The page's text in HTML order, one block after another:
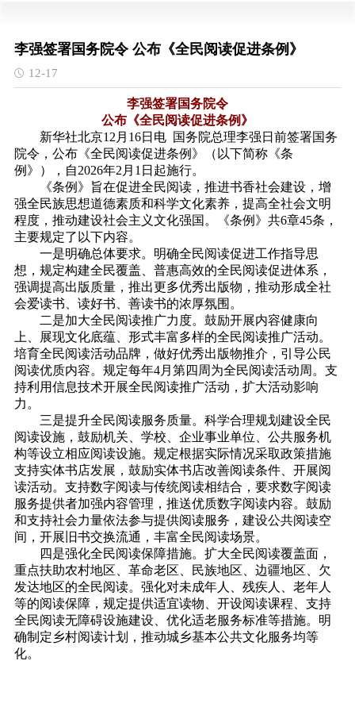
李强签署国务院令 公布《全民阅读促进条例》
12-17
李强签署国务院令
公布《全民阅读促进条例》
新华社北京12月16日电 国务院总理李强日前签署国务
院令，公布《全民阅读促进条例》
（以下简称《条
例》），自2026年2月1日起施行。
《条例》旨在促进全民阅读，推进书香社会建设，增
强全民族思想道德素质和科学文化素养，提高全社会文明
程度，推动建设社会主义文化强国。《条例》共6章45条，
主要规定了以下内容。
一是明确总体要求。明确全民阅读促进工作指导思
想，规定构建全民覆盖、普惠高效的全民阅读促进体系，
强调提高出版质量，推出更多优秀出版物，推动形成全社
会爱读书、读好书、善读书的浓厚氛围。
二是加大全民阅读推广力度。鼓励开展内容健康向
上、展现文化底蕴、形式丰富多样的全民阅读推广活动。
培育全民阅读活动品牌，做好优秀出版物推介，引导公民
阅读优质内容。规定每年4月第四周为全民阅读活动周。支
持利用信息技术开展全民阅读推广活动，扩大活动影响
力。
三是提升全民阅读服务质量。科学合理规划建设全民
阅读设施，鼓励机关、学校、企业事业单位、公共服务机
构等设立相应阅读设施。规定根据实际情况采取政策措施
支持实体书店发展，鼓励实体书店改善阅读条件、开展阅
读活动。支持数字阅读与传统阅读相结合，要求数字阅读
服务提供者加强内容管理，推送优质数字阅读内容。鼓励
和支持社会力量依法参与提供阅读服务，建设公共阅读空
间，开展旧书交换流通，丰富全民阅读场景。
四是强化全民阅读保障措施。扩大全民阅读覆盖面，
重点扶助农村地区、革命老区、民族地区、边疆地区、欠
发达地区的全民阅读。强化对未成年人、残疾人、老年人
等的阅读保障，规定提供适宜读物、开设阅读课程、支持
全民阅读无障碍设施建设、优化适老服务标准等措施。明
确制定乡村阅读计划，推动城乡基本公共文化服务均等
化。